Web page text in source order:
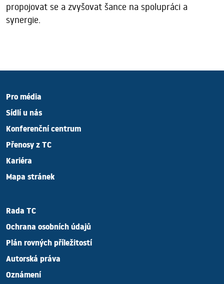
propojovat se a zvyšovat šance na spolupráci a
synergie.
Pro média
Sídlí u nás
Konferenční centrum
Přenosy z TC
Kariéra
Mapa stránek
Rada TC
Ochrana osobních údajů
Plán rovných příležitostí
Autorská práva
Oznámení